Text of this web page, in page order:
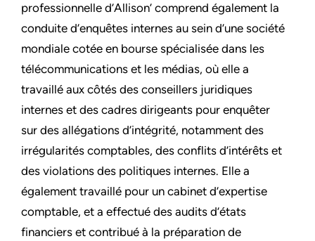
professionnelle d’Allison’ comprend également la
conduite d’enquêtes internes au sein d’une société
mondiale cotée en bourse spécialisée dans les
télécommunications et les médias, où elle a
travaillé aux côtés des conseillers juridiques
internes et des cadres dirigeants pour enquêter
sur des allégations d’intégrité, notamment des
irrégularités comptables, des conflits d’intérêts et
des violations des politiques internes. Elle a
également travaillé pour un cabinet d’expertise
comptable, et a effectué des audits d’états
financiers et contribué à la préparation de